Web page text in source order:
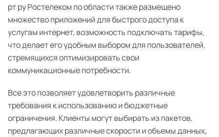
рт ру Ростелеком по области также размещено
множество приложений для быстрого доступа к
услугам интернет, возможность подключать тарифы,
что делает его удобным выбором для пользователей,
стремящихся оптимизировать свои
коммуникационные потребности.
Все это позволяет удовлетворить различные
требования к использованию и бюджетные
ограничения. Клиенты могут выбирать из пакетов,
предлагающих различные скорости и объемы данных,